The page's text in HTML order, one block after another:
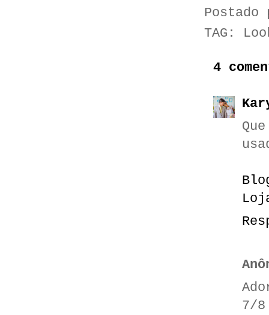
TAG:
4
7/8